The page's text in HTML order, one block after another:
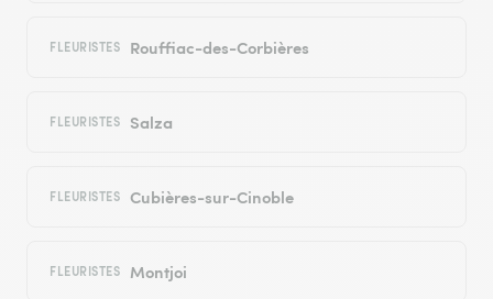
FLEURISTES Rouffiac-des-Corbières
FLEURISTES Salza
FLEURISTES Cubières-sur-Cinoble
FLEURISTES Montjoi